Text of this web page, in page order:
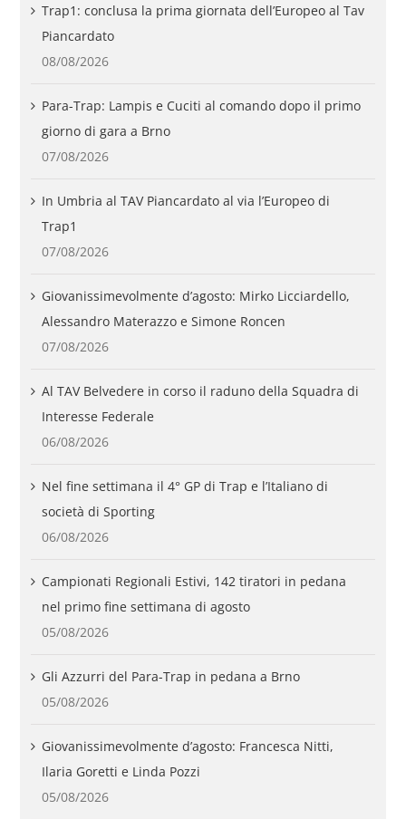
Trap1: conclusa la prima giornata dell’Europeo al Tav
Piancardato
08/08/2026
Para-Trap: Lampis e Cuciti al comando dopo il primo
giorno di gara a Brno
07/08/2026
In Umbria al TAV Piancardato al via l’Europeo di
Trap1
07/08/2026
Giovanissimevolmente d’agosto: Mirko Licciardello,
Alessandro Materazzo e Simone Roncen
07/08/2026
Al TAV Belvedere in corso il raduno della Squadra di
Interesse Federale
06/08/2026
Nel fine settimana il 4° GP di Trap e l’Italiano di
società di Sporting
06/08/2026
Campionati Regionali Estivi, 142 tiratori in pedana
nel primo fine settimana di agosto
05/08/2026
Gli Azzurri del Para-Trap in pedana a Brno
05/08/2026
Giovanissimevolmente d’agosto: Francesca Nitti,
Ilaria Goretti e Linda Pozzi
05/08/2026